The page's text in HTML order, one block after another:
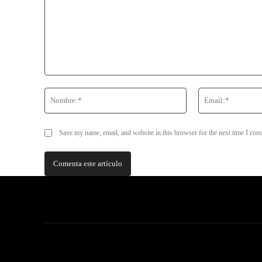
Nombre:*
Save my name, email, and website in this browser for the next time I